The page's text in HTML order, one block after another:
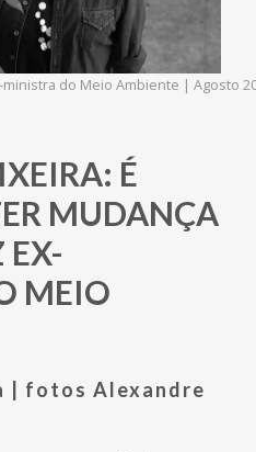
do Meio Ambiente | Agosto
É
MUDANÇA
EX-
MEIO
| fotos Alexandre